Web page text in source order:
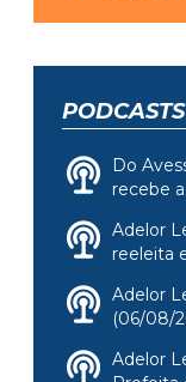
PODCASTS
Do
recebe
Adelor
reeleita
Adelor
(06/08/
Adelor